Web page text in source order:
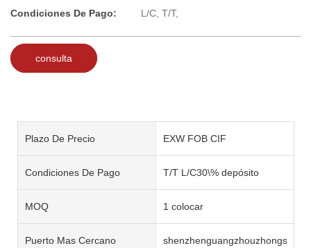
Condiciones De Pago:
L/C, T/T,
consulta
Plazo De Precio EXW FOB CIF
Condiciones De Pago T/T L/C30\% depósito
MOQ 1 colocar
Puerto Mas Cercano shenzhenguangzhouzhongshan